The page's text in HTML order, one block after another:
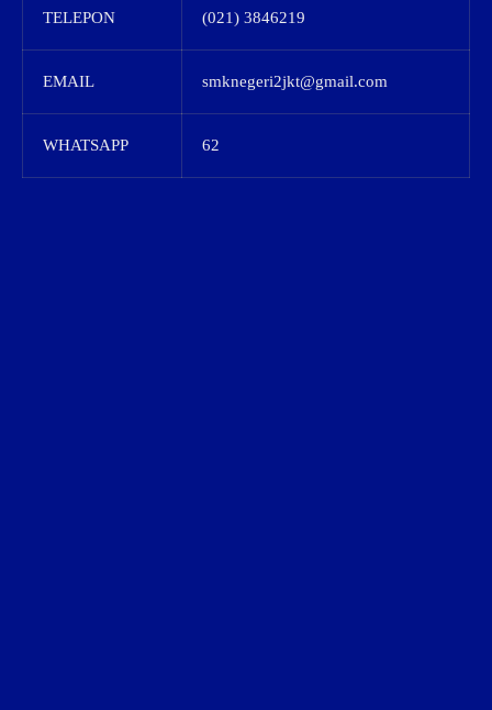
TELEPON (021) 3846219
EMAIL smknegeri2jkt@gmail.com
WHATSAPP 62